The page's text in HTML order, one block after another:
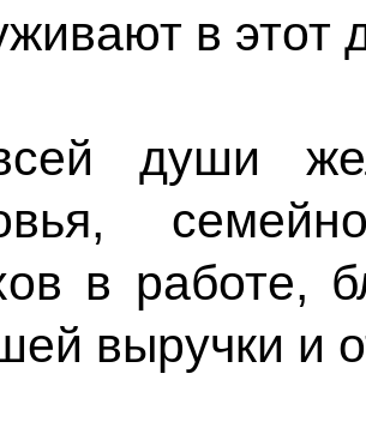
в этот
души
в работе,
выручки и